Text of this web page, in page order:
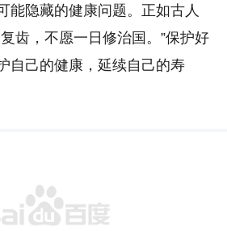
能隐藏的健康问题。正如古人
齿，不愿一日修治国。”保护好
自己的健康，延续自己的寿